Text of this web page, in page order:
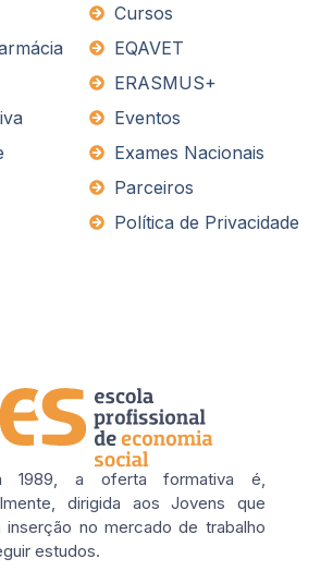
1989, a oferta formativa é,
dirigida aos Jovens que
inserção no mercado de trabalho
estudos.
Cursos
EQAVET
ERASMUS+
Eventos
Exames Nacionais
Parceiros
Política de Privacidade